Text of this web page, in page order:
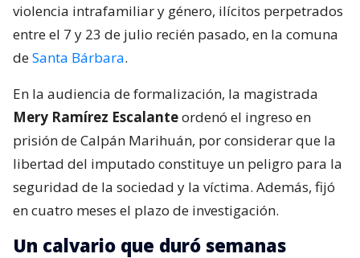
violencia intrafamiliar y género, ilícitos perpetrados
entre el 7 y 23 de julio recién pasado, en la comuna
deSanta Bárbara.
En la audiencia de formalización, la magistrada
Mery Ramírez Escalanteordenó el ingreso en
prisión de Calpán Marihuán, por considerar que la
libertad del imputado constituye un peligro para la
seguridad de la sociedad y la víctima. Además, fijó
en cuatro meses el plazo de investigación.
Un calvario que duró semanas